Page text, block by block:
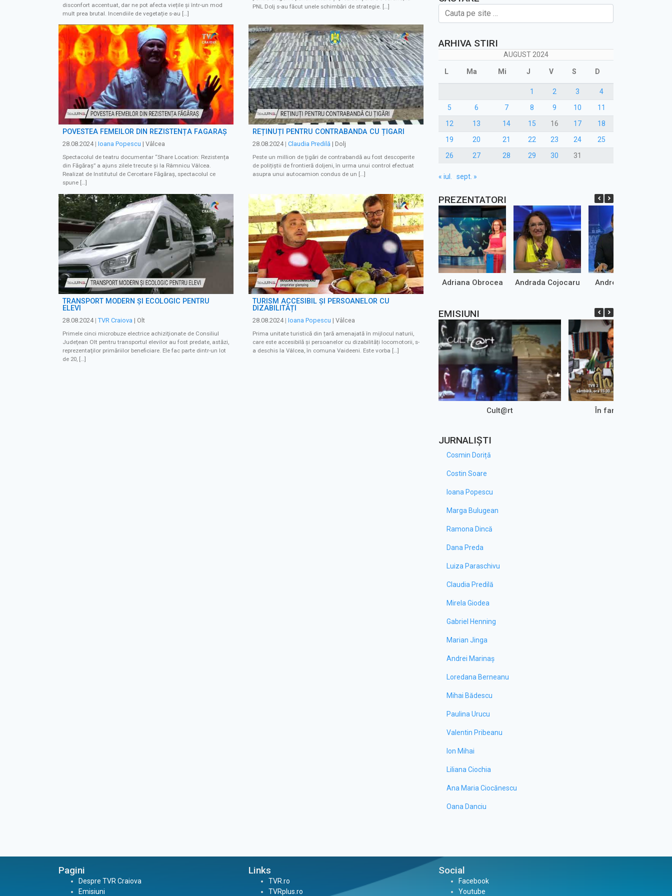
disconfort accentuat, dar ne pot afecta viețile și într-un mod
mult prea brutal. Incendiile de vegetație s-au […]
PNL Dolj s-au făcut unele schimbări de strategie. […]
POVESTEA FEMEILOR DIN REZISTENȚA FĂGĂRAȘ
28.08.2024| Ioana Popescu | Vâlcea
Spectacolul de teatru documentar “Share Location: Rezistența
din Făgăraș” a ajuns zilele trecute și la Râmnicu Vâlcea.
Realizat de Institutul de Cercetare Făgăraș, spectacolul ce
spune […]
REȚINUȚI PENTRU CONTRABANDĂ CU ȚIGĂRI
28.08.2024| Claudia Predilă | Dolj
Peste un million de țigări de contrabandă au fost descoperite
de polițiștii de frontieră doljeni, în urma unui control efectuat
asupra unui autocamion condus de un […]
TRANSPORT MODERN ȘI ECOLOGIC PENTRU
ELEVI
28.08.2024| TVR Craiova | Olt
Primele cinci microbuze electrice achiziţionate de Consiliul
Judeţean Olt pentru transportul elevilor au fost predate, astăzi,
reprezentaţilor primăriilor beneficiare. Ele fac parte dintr-un lot
de 20, […]
TURISM ACCESIBIL ȘI PERSOANELOR CU
DIZABILITĂȚI
28.08.2024| Ioana Popescu | Vâlcea
Prima unitate turistică din țară amenajată în mijlocul naturii,
care este accesibilă și persoanelor cu dizabilități locomotorii, s-
a deschis la Vâlcea, în comuna Vaideeni. Este vorba […]
ARHIVA STIRI
AUGUST 2024
L Ma Mi J V S D
1 2 3
4
5
6 7 8 9 10
11
12
13 14 15 16 17
18
19
20 21 22 23 24
25
26
27 28 29 30 31
« iul. sept. »
PREZENTATORI
Adriana Obrocea Andrada Cojocaru Andrei Marinaș
EMISIUNI
Cult@rt În familie – ARHIVA
JURNALIȘTI
Cosmin Doriță
Costin Soare
Ioana Popescu
Marga Bulugean
Ramona Dincă
Dana Preda
Luiza Paraschivu
Claudia Predilă
Mirela Giodea
Gabriel Henning
Marian Jinga
Andrei Marinaș
Loredana Berneanu
Mihai Bădescu
Paulina Urucu
Valentin Pribeanu
Ion Mihai
Liliana Ciochia
Ana Maria Ciocănescu
Oana Danciu
Pagini
Despre TVR Craiova
Emisiuni
Links
TVR.ro
TVRplus.ro
Social
Facebook
Youtube